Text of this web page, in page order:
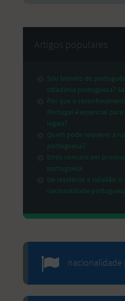
Artigos populares
Sou bisneto de
cidadania portuguesa?
Por que o
Portugal é essencial
legais?
Quem pode requerer a
portuguesa?
Erros comuns em
portuguesa
De residente a cidadão:
nacionalidade
nacionalidade